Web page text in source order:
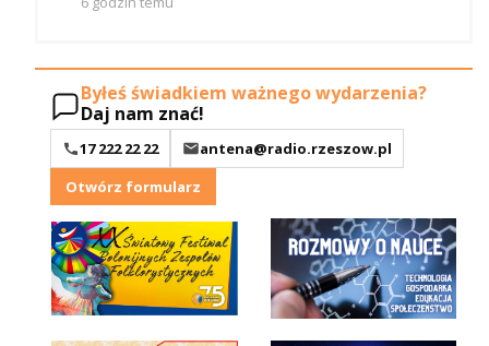
Byłeś świadkiem ważnego wydarzenia?
Daj nam znać!
17 222 22 22
antena@radio.rzeszow.pl
Otwórz formularz